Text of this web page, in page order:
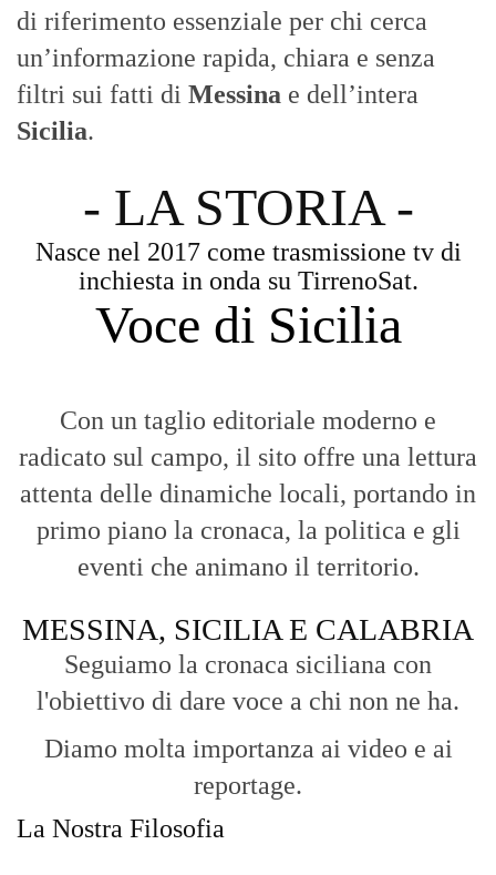
di riferimento essenziale per chi cerca
un’informazione rapida, chiara e senza
filtri sui fatti di Messina e dell’intera
Sicilia.
- LA STORIA -
Nasce nel 2017 come trasmissione tv di
inchiesta in onda su TirrenoSat.
Voce di Sicilia
Con un taglio editoriale moderno e
radicato sul campo, il sito offre una lettura
attenta delle dinamiche locali, portando in
primo piano la cronaca, la politica e gli
eventi che animano il territorio.
MESSINA, SICILIA E CALABRIA
Seguiamo la cronaca siciliana con
l'obiettivo di dare voce a chi non ne ha.
Diamo molta importanza ai video e ai
reportage.
La Nostra Filosofia